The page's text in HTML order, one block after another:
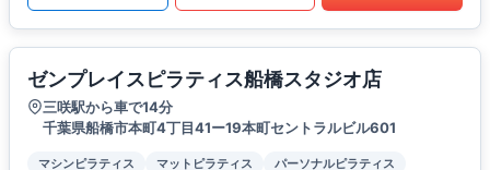
ゼンプレイスピラティス船橋スタジオ店
三咲駅から車で14分
千葉県船橋市本町4丁目41ー19本町セントラルビル601
マシンピラティス マットピラティス パーソナルピラティス